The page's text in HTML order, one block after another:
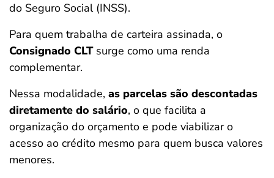
do Seguro Social (INSS).
Para quem trabalha de carteira assinada, o
Consignado CLT surge como uma renda
complementar.
Nessa modalidade, as parcelas são descontadas
diretamente do salário, o que facilita a
organização do orçamento e pode viabilizar o
acesso ao crédito mesmo para quem busca valores
menores.